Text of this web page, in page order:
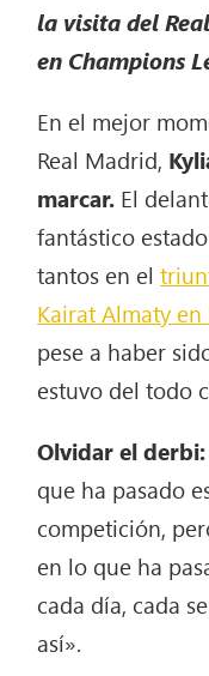
la visita del
en Champions
En el mejor
Real Madrid,
marcar. El
fantástico
tantos en el
Kairat Almaty en
pese a haber
estuvo del todo
Olvidar el derbi:
que ha pasado
competición,
en lo que ha
cada día, cada
así».